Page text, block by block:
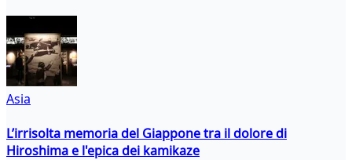
Asia
L’irrisolta memoria del Giappone tra il dolore di
Hiroshima e l'epica dei kamikaze